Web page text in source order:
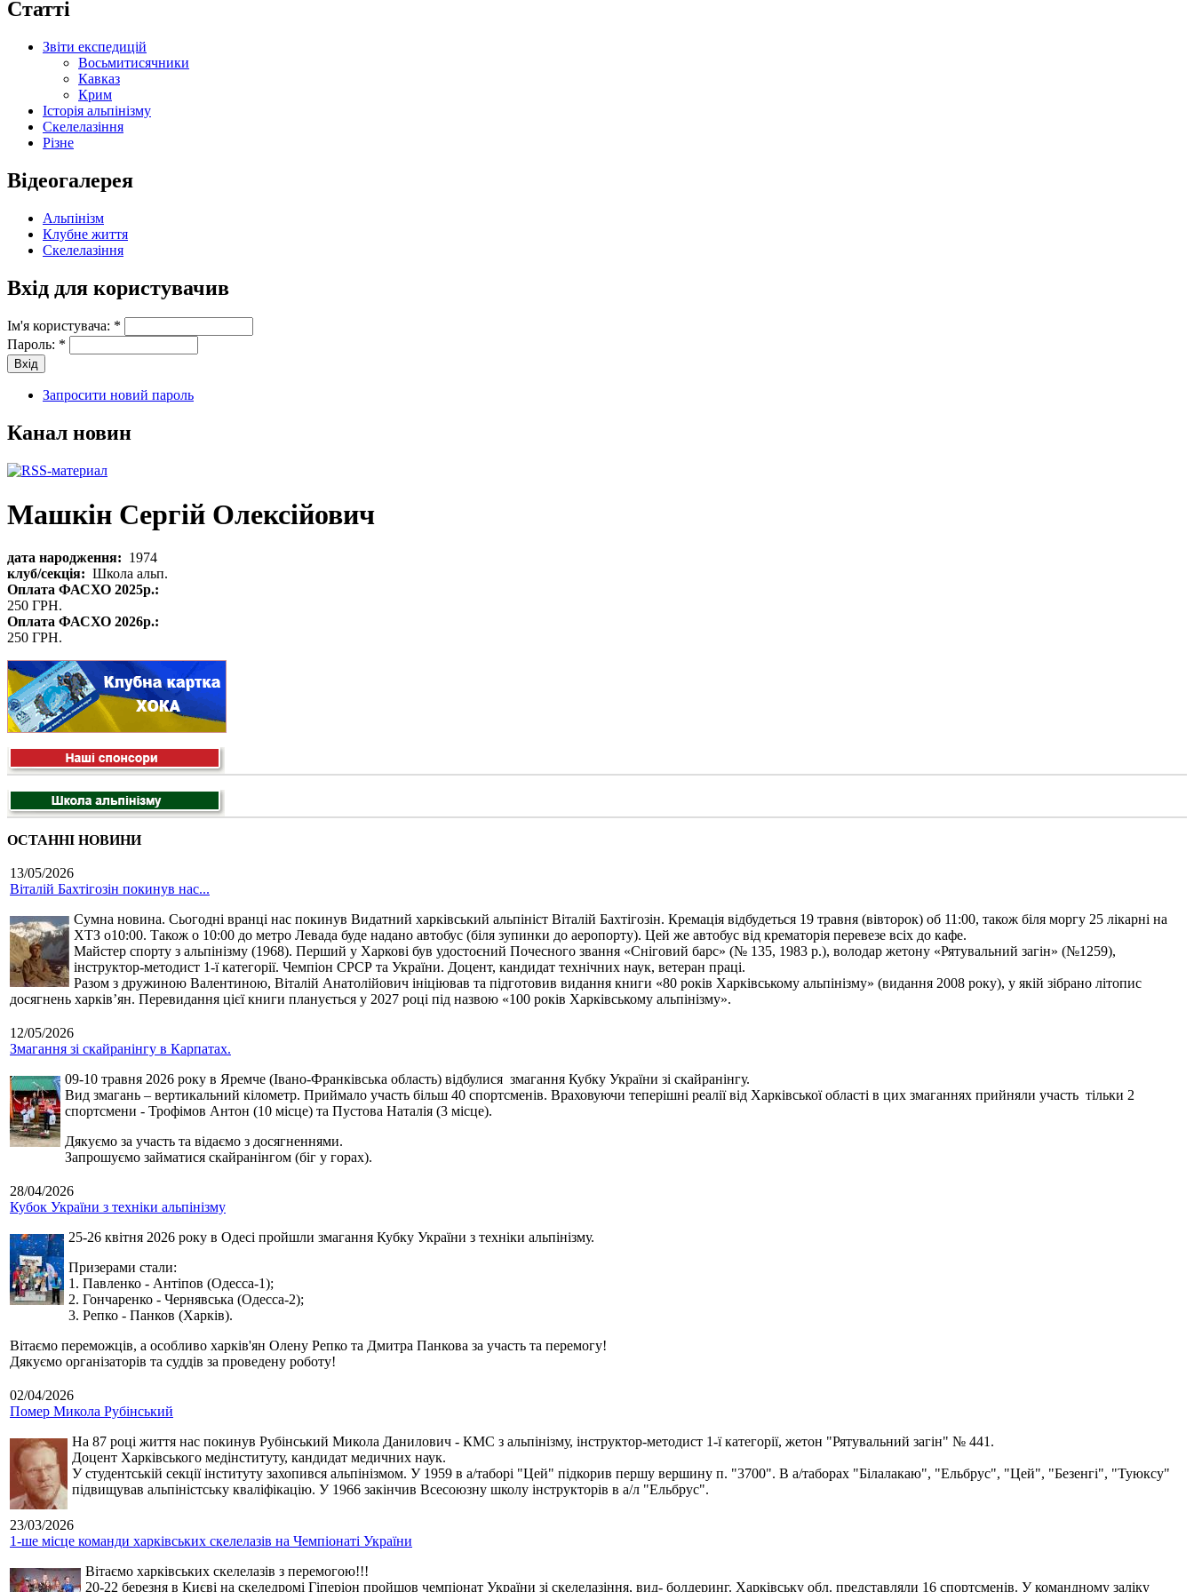
Статті
Звіти експедицій
Восьмитисячники
Кавказ
Крим
Історія альпінізму
Скелелазіння
Різне
Відеогалерея
Альпінізм
Клубне життя
Скелелазіння
Вхід для користувачив
Ім'я користувача: *
Пароль: *
Запросити новий пароль
Канал новин
Машкін Сергій Олексійович
дата народження: 1974
клуб/секція: Школа альп.
Оплата ФАСХО 2025р.:
250 ГРН.
Оплата ФАСХО 2026р.:
250 ГРН.
ОСТАННІ НОВИНИ
13/05/2026
Віталій Бахтігозін покинув нас...
Сумна новина. Сьогодні вранці нас покинув Видатний харківський альпініст Віталій Бахтігозін. Кремація відбудеться 19 травня (вівторок) об 11:00, також біля моргу 25 лікарні на
ХТЗ о10:00. Також о 10:00 до метро Левада буде надано автобус (біля зупинки до аеропорту). Цей же автобус від крематорія перевезе всіх до кафе.
Майстер спорту з альпінізму (1968). Перший у Харкові був удостоєний Почесного звання «Сніговий барс» (№ 135, 1983 р.), володар жетону «Рятувальний загін» (№1259),
інструктор-методист 1-ї категорії. Чемпіон СРСР та України. Доцент, кандидат технічних наук, ветеран праці.
Разом з дружиною Валентиною, Віталій Анатолійович ініціював та підготовив видання книги «80 років Харківському альпінізму» (видання 2008 року), у якій зібрано літопис
досягнень харків’ян. Перевидання цієї книги планується у 2027 році під назвою «100 років Харківському альпінізму».
12/05/2026
Змагання зі скайранінгу в Карпатах.
09-10 травня 2026 року в Яремче (Івано-Франківська область) відбулися змагання Кубку України зі скайранінгу.
Вид змагань – вертикальний кілометр. Приймало участь більш 40 спортсменів. Враховуючи теперішні реалії від Харківської області в цих змаганнях прийняли участь тільки 2
спортсмени - Трофімов Антон (10 місце) та Пустова Наталія (3 місце).
Дякуємо за участь та відаємо з досягненнями.
Запрошуємо займатися скайранінгом (біг у горах).
28/04/2026
Кубок України з техніки альпінізму
25-26 квітня 2026 року в Одесі пройшли змагання Кубку України з техніки альпінізму.
Призерами стали:
1. Павленко - Антіпов (Одесса-1);
2. Гончаренко - Чернявська (Одесса-2);
3. Репко - Панков (Харків).
Вітаємо переможців, а особливо харків'ян Олену Репко та Дмитра Панкова за участь та перемогу!
Дякуємо організаторів та суддів за проведену роботу!
02/04/2026
Помер Микола Рубінський
На 87 році життя нас покинув Рубінський Микола Данилович - КМС з альпінізму, інструктор-методист 1-ї категорії, жетон "Рятувальний загін" № 441.
Доцент Харківського медінституту, кандидат медичних наук.
У студентській секції інституту захопився альпінізмом. У 1959 в а/таборі "Цей" підкорив першу вершину п. "3700". В а/таборах "Білалакаю", "Ельбрус", "Цей", "Безенгі", "Туюксу"
підвищував альпіністську кваліфікацію. У 1966 закінчив Всесоюзну школу інструкторів в а/л "Ельбрус".
23/03/2026
1-ше місце команди харківських скелелазів на Чемпіонаті України
Вітаємо харківських скелелазів з перемогою!!!
20-22 березня в Києві на скеледромі Гіперіон пройшов чемпіонат України зі скелелазіння, вид- болдеринг. Харківську обл. представляли 16 спортсменів. У командному заліку